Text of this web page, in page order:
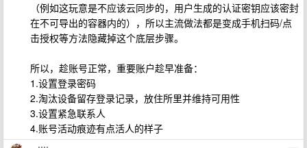
（例如这玩意是不应该云同步的，用户生成的认证密钥应该密封
在不可导出的容器内的），所以主流做法都是变成手机扫码/点
击授权等方法隐藏掉这个底层步骤。
所以，趁账号正常，重要账户趁早准备：
1.设置登录密码
2.淘汰设备留存登录记录，放住所里并维持可用性
3.设置紧急联系人
4.账号活动痕迹有点活人的样子